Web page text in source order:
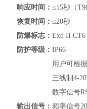
响应时间： ≤15秒（
恢复时间： ≤20秒
防爆标志： Exd II CT6
防护等级： IP66
输出信号：
用户可根
三线制4-
数字信号
频率信号